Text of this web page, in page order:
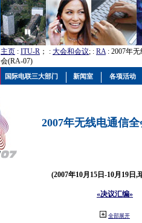
主页 : ITU-R ； : 大会和会议; : RA: 2007年
会(RA-07)
2007年无线电通信
(2007年10月15日-10月19日,
«决议汇编»
全部展开
国际电联三大部门 新闻室 各项活动